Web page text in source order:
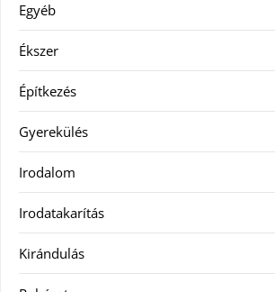
Egyéb
Ékszer
Építkezés
Gyerekülés
Irodalom
Irodatakarítás
Kirándulás